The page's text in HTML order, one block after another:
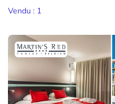
Vendu : 1